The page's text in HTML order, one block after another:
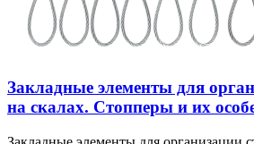
Закладные элементы для
на скалах. Стопперы и их